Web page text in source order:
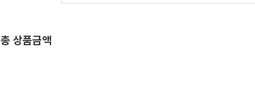
총 상품금액